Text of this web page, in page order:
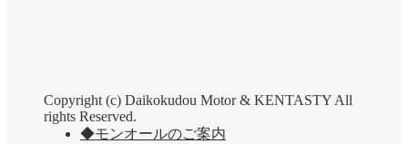
Copyright (c) Daikokudou Motor & KENTASTY All
rights Reserved.
◆モンオールのご案内